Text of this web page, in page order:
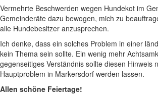
Vermehrte Beschwerden wegen Hundekot im
Gemeinderäte dazu bewogen, mich zu
alle Hundebesitzer anzusprechen.
Ich denke, dass ein solches Problem in einer
kein Thema sein sollte. Ein wenig mehr
gegenseitiges Verständnis sollte diesen Hinweis
Hauptproblem in Markersdorf werden lassen.
Allen schöne Feiertage!